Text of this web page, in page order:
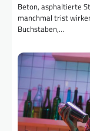
Beton, asphaltierte
manchmal trist
Buchstaben,…